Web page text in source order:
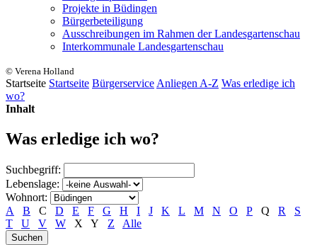
Projekte in Büdingen
Bürgerbeteiligung
Ausschreibungen im Rahmen der Landesgartenschau
Interkommunale Landesgartenschau
© Verena Holland
Startseite Startseite Bürgerservice Anliegen A-Z Was erledige ich
wo?
Inhalt
Was erledige ich wo?
Suchbegriff:
Lebenslage:
Wohnort:
A
B C D E F G H I J K L M N O P Q R
S
T
U V W X Y Z Alle